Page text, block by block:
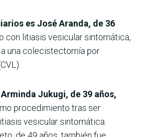
es José Aranda, de 36
con litiasis vesicular sintomática,
una colecistectomía por
.
Jukugi, de 39 años,
procedimiento tras ser
vesicular sintomática.